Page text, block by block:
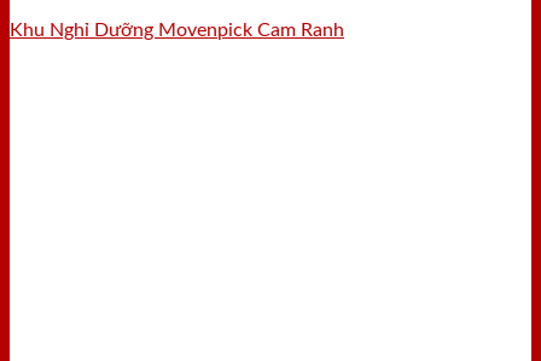
Khu Nghỉ Dưỡng Movenpick Cam Ranh